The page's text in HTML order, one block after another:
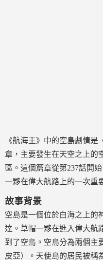
《航海王》中的空島劇情
章，主要發生在天空之上的
區。這個篇章從第237話開
一夥在偉大航路上的一次重
故事背景
空島是一個位於白海之上的
達。草帽一夥在進入偉大航
到了空島。空島分為兩個主
皮亞）。天使島的居民被稱